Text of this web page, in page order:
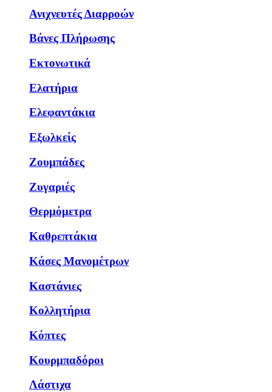
Ανιχνευτές Διαρροών
Βάνες Πλήρωσης
Εκτονωτικά
Ελατήρια
Ελεφαντάκια
Εξωλκείς
Ζουμπάδες
Ζυγαριές
Θερμόμετρα
Καθρεπτάκια
Κάσες Μανομέτρων
Καστάνιες
Κολλητήρια
Κόπτες
Κουρμπαδόροι
Λάστιχα